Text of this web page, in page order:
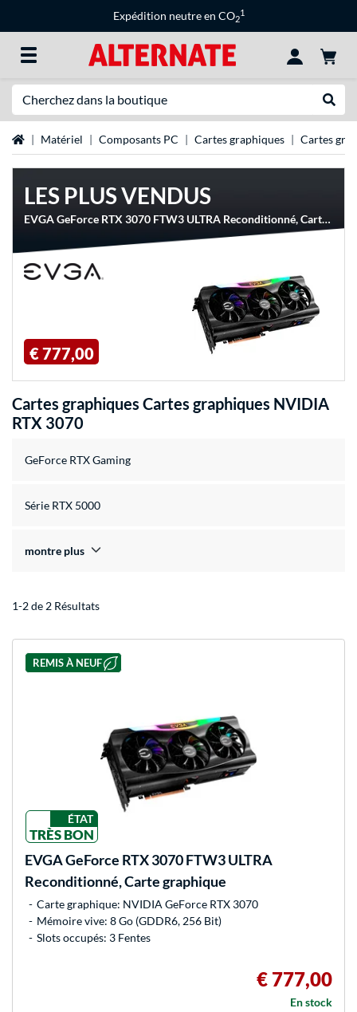
Expédition neutre en CO2
1
Page d'accueil
Matériel Composants PC Cartes graphiques Cartes
LES PLUS VENDUS
EVGA GeForce RTX 3070 FTW3 ULTRA Reconditionné, Carte graphique
€ 777,00
Cartes graphiques Cartes graphiques NVIDIA
RTX 3070
GeForce RTX Gaming
Série RTX 5000
montre plus
1-2 de 2 Résultats
REMIS À NEUF
ÉTAT
TRÈS BON
EVGAGeForce RTX 3070 FTW3 ULTRA
Reconditionné, Carte graphique
Carte graphique: NVIDIA GeForce RTX 3070
Mémoire vive: 8 Go (GDDR6, 256 Bit)
Slots occupés: 3 Fentes
€ 777,00
En stock